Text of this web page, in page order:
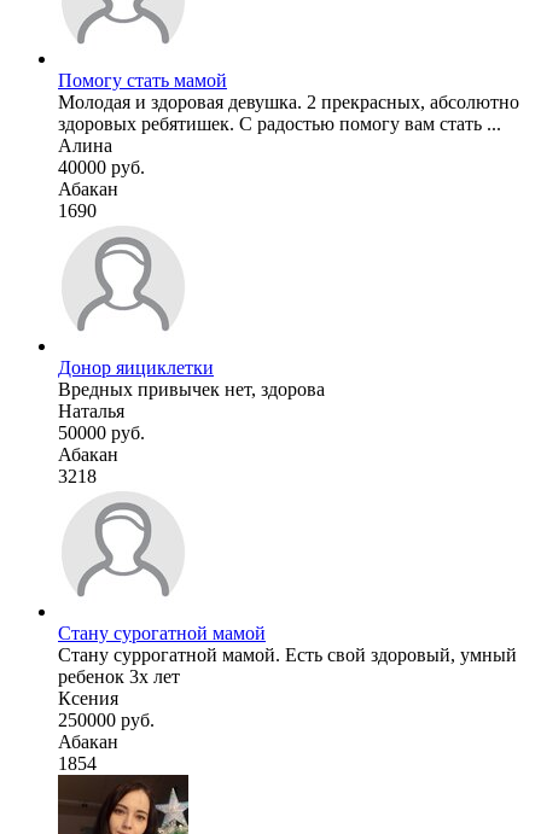
Помогу стать мамой
Молодая и здоровая девушка. 2 прекрасных, абсолютно
здоровых ребятишек. С радостью помогу вам стать ...
Алина
40000 руб.
Абакан
1690
Донор яициклетки
Вредных привычек нет, здорова
Наталья
50000 руб.
Абакан
3218
Стану сурогатной мамой
Стану суррогатной мамой. Есть свой здоровый, умный
ребенок 3х лет
Ксения
250000 руб.
Абакан
1854